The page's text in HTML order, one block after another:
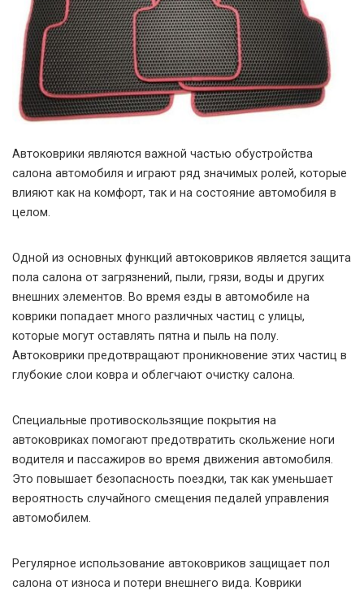
Автоковрики являются важной частью обустройства
салона автомобиля и играют ряд значимых ролей, которые
влияют как на комфорт, так и на состояние автомобиля в
целом.
Одной из основных функций автоковриков является защита
пола салона от загрязнений, пыли, грязи, воды и других
внешних элементов. Во время езды в автомобиле на
коврики попадает много различных частиц с улицы,
которые могут оставлять пятна и пыль на полу.
Автоковрики предотвращают проникновение этих частиц в
глубокие слои ковра и облегчают очистку салона.
Специальные противоскользящие покрытия на
автоковриках помогают предотвратить скольжение ноги
водителя и пассажиров во время движения автомобиля.
Это повышает безопасность поездки, так как уменьшает
вероятность случайного смещения педалей управления
автомобилем.
Регулярное использование автоковриков защищает пол
салона от износа и потери внешнего вида. Коврики